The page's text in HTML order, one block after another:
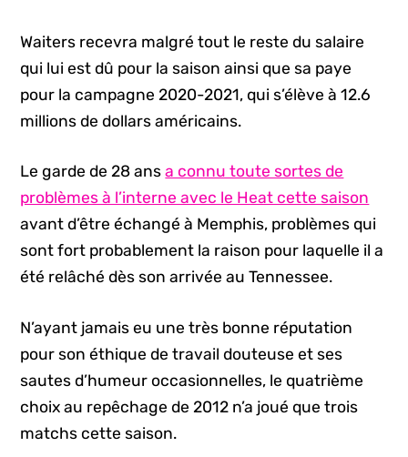
Waiters recevra malgré tout le reste du salaire
qui lui est dû pour la saison ainsi que sa paye
pour la campagne 2020-2021, qui s’élève à 12.6
millions de dollars américains.
Le garde de 28 ansa connu toute sortes de
problèmes à l’interne avec le Heat cette saison
avant d’être échangé à Memphis, problèmes qui
sont fort probablement la raison pour laquelle il a
été relâché dès son arrivée au Tennessee.
N’ayant jamais eu une très bonne réputation
pour son éthique de travail douteuse et ses
sautes d’humeur occasionnelles, le quatrième
choix au repêchage de 2012 n’a joué que trois
matchs cette saison.